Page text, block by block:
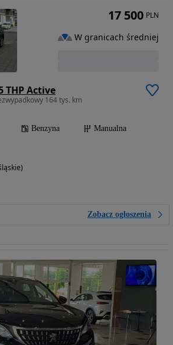
THP Active
164 tys. km
Benzyna
Manualna
Zobacz ogłoszenia
17 500 PLN
W granicach średniej